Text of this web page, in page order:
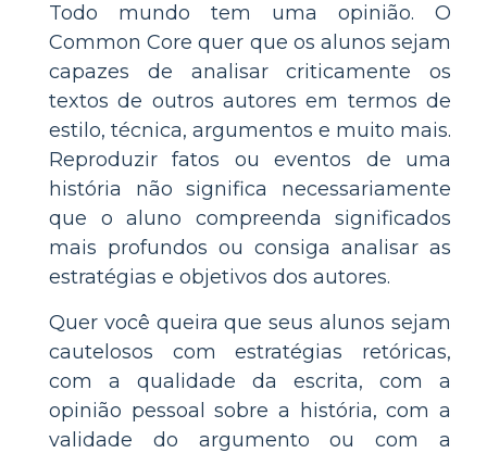
Todo mundo tem uma opinião. O
Common Core quer que os alunos sejam
capazes de analisar criticamente os
textos de outros autores em termos de
estilo, técnica, argumentos e muito mais.
Reproduzir fatos ou eventos de uma
história não significa necessariamente
que o aluno compreenda significados
mais profundos ou consiga analisar as
estratégias e objetivos dos autores.
Quer você queira que seus alunos sejam
cautelosos com estratégias retóricas,
com a qualidade da escrita, com a
opinião pessoal sobre a história, com a
validade do argumento ou com a